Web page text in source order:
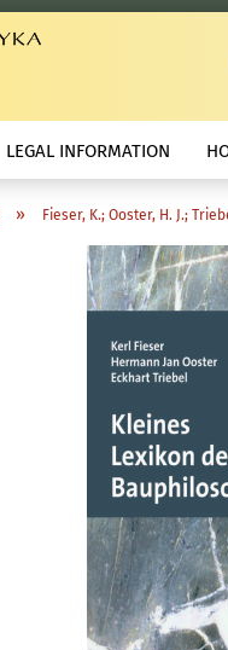
LEGAL INFORMATION
» Fieser, K.; Ooster, H. J.;